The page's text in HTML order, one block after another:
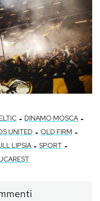
- DINAMO MOSCA -
UNITED - OLD FIRM -
LIPSIA - SPORT -